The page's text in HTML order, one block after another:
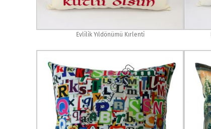
Evlilik Yıldönümü Kırlenti